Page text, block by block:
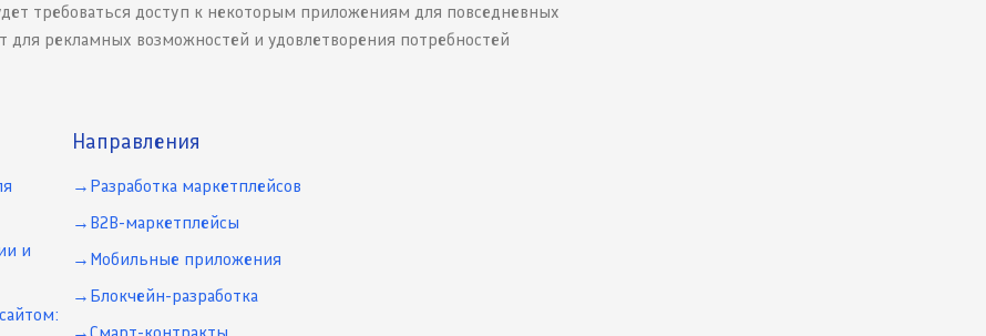
требоваться доступ к некоторым приложениям для повседневных
рекламных возможностей и удовлетворения потребностей
и
Направления
Разработка маркетплейсов
B2B-маркетплейсы
Мобильные приложения
Блокчейн-разработка